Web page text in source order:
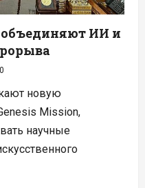
ИИ и
0
новую
Mission,
научные